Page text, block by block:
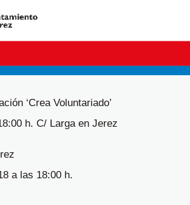
‘Crea Voluntariado’
h. C/ Larga en Jerez
a las 18:00 h.